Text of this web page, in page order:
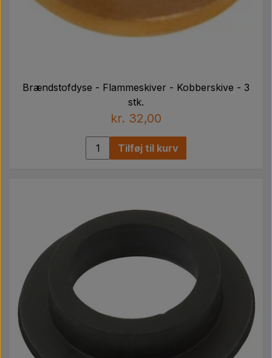
Brændstofdyse - Flammeskiver - Kobberskive - 3
stk.
kr. 32,00
Tilføj til kurv